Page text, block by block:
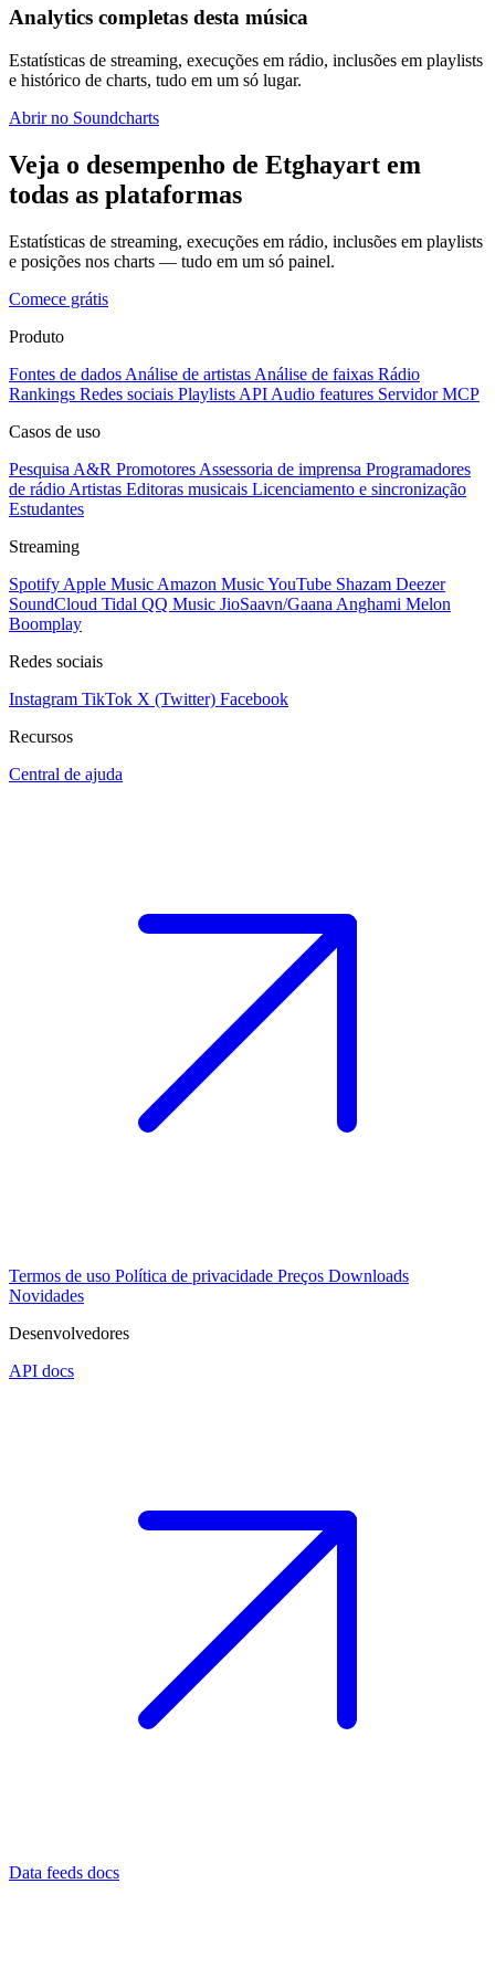
Analytics completas desta música
Estatísticas de streaming, execuções em rádio, inclusões em playlists
e histórico de charts, tudo em um só lugar.
Abrir no Soundcharts
Veja o desempenho de Etghayart em
todas as plataformas
Estatísticas de streaming, execuções em rádio, inclusões em playlists
e posições nos charts — tudo em um só painel.
Comece grátis
Produto
Fontes de dados Análise de artistas Análise de faixas Rádio
Rankings Redes sociais Playlists API Audio features Servidor MCP
Casos de uso
Pesquisa A&R Promotores Assessoria de imprensa Programadores
de rádio Artistas Editoras musicais Licenciamento e sincronização
Estudantes
Streaming
Spotify Apple Music Amazon MusicYouTube Shazam Deezer
SoundCloud Tidal QQ Music JioSaavn/Gaana Anghami Melon
Boomplay
Redes sociais
Instagram TikTok X (Twitter) Facebook
Recursos
Central de ajuda
Termos de uso Política de privacidade Preços Downloads
Novidades
Desenvolvedores
API docs
Data feeds docs